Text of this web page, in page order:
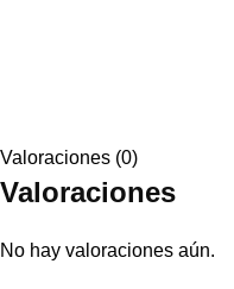
Valoraciones (0)
Valoraciones
No hay valoraciones aún.